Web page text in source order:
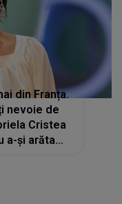
din Franța.
nevoie de
Cristea
a-și arăta